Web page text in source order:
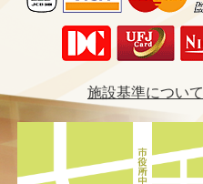
施設基準について